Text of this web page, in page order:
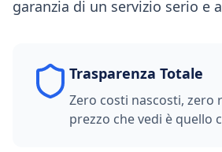
garanzia di un servizio serio e
Trasparenza Totale
Zero costi nascosti, zero
prezzo che vedi è quello